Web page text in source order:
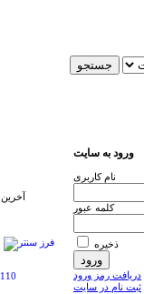
آخرین 12:
ورود به سایت
نام كاربری
كلمه عبور
ذخیره
دریافت رمز ورود
ثبت نام در سایت